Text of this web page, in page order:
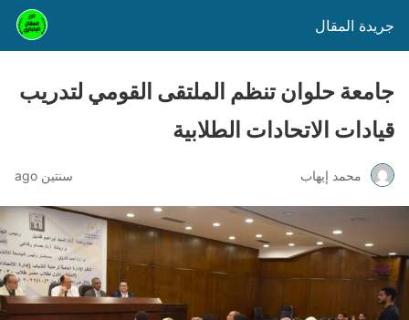
جريدة المقال
جامعة حلوان تنظم الملتقى القومي لتدريب
قيادات الاتحادات الطلابية
محمد إيهاب سنتين ago